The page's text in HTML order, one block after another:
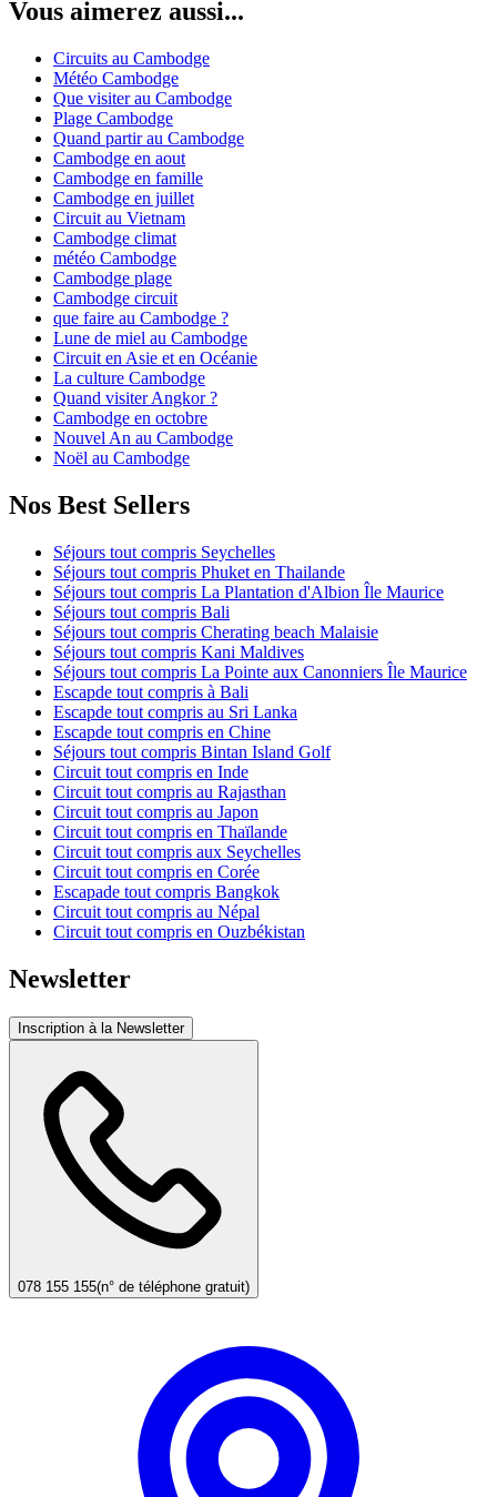
Vous aimerez aussi...
Circuits au Cambodge
Météo Cambodge
Que visiter au Cambodge
Plage Cambodge
Quand partir au Cambodge
Cambodge en aout
Cambodge en famille
Cambodge en juillet
Circuit au Vietnam
Cambodge climat
météo Cambodge
Cambodge plage
Cambodge circuit
que faire au Cambodge ?
Lune de miel au Cambodge
Circuit en Asie et en Océanie
La culture Cambodge
Quand visiter Angkor ?
Cambodge en octobre
Nouvel An au Cambodge
Noël au Cambodge
Nos Best Sellers
Séjours tout compris Seychelles
Séjours tout compris Phuket en Thailande
Séjours tout compris La Plantation d'Albion Île Maurice
Séjours tout compris Bali
Séjours tout compris Cherating beach Malaisie
Séjours tout compris Kani Maldives
Séjours tout compris La Pointe aux Canonniers Île Maurice
Escapde tout compris à Bali
Escapde tout compris au Sri Lanka
Escapde tout compris en Chine
Séjours tout compris Bintan Island Golf
Circuit tout compris en Inde
Circuit tout compris au Rajasthan
Circuit tout compris au Japon
Circuit tout compris en Thaïlande
Circuit tout compris aux Seychelles
Circuit tout compris en Corée
Escapade tout compris Bangkok
Circuit tout compris au Népal
Circuit tout compris en Ouzbékistan
Newsletter
Inscription à la Newsletter
078 155 155(n° de téléphone gratuit)